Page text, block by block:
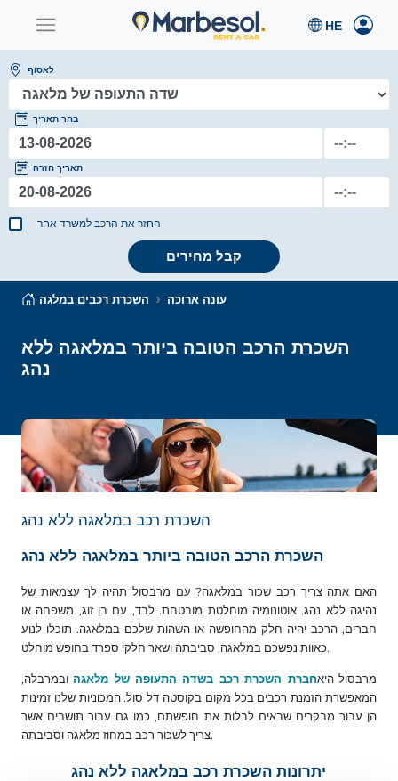
לאסוף
בחר תאריך
תאריך חזרה
החזר את הרכב למשרד אחר
קבל מחירים
השכרת רכבים במלגה עונה ארוכה
השכרת הרכב הטובה ביותר במלאגה ללא
נהג
השכרת רכב במלאגה ללא נהג
השכרת הרכב הטובה ביותר במלאגה ללא נהג
האם אתה צריך רכב שכור במלאגה? עם מרבסול תהיה לך עצמאות של
נהיגה ללא נהג. אוטונומיה מוחלטת מובטחת. לבד, עם בן זוג, משפחה או
חברים, הרכב יהיה חלק מהחופשה או השהות שלכם במלאגה. תוכלו לנוע
כאוות נפשכם במלאגה, סביבתה ושאר חלקי ספרד בחופש מוחלט.
מרבסול היאחברת השכרת רכב בשדה התעופה של מלאגה ובמרבלה,
המאפשרת הזמנת רכבים בכל מקום בקוסטה דל סול. המכוניות שלנו זמינות
הן עבור מבקרים שבאים לבלות את חופשתם, כמו גם עבור תושבים אשר
צריך לשכור רכב במחוז מלאגה וסביבתה.
יתרונות השכרת רכב במלאגה ללא נהג